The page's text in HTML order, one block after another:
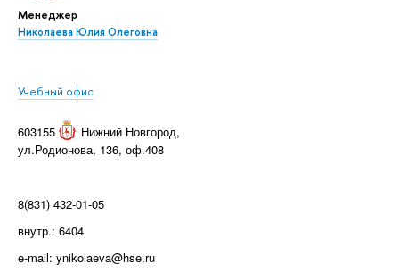
Менеджер
Николаева Юлия Олеговна
Учебный офис
603155 Нижний Новгород,
ул.Родионова, 136, оф.408
8(831) 432-01-05
внутр.: 6404
e-mail: ynikolaeva@hse.ru